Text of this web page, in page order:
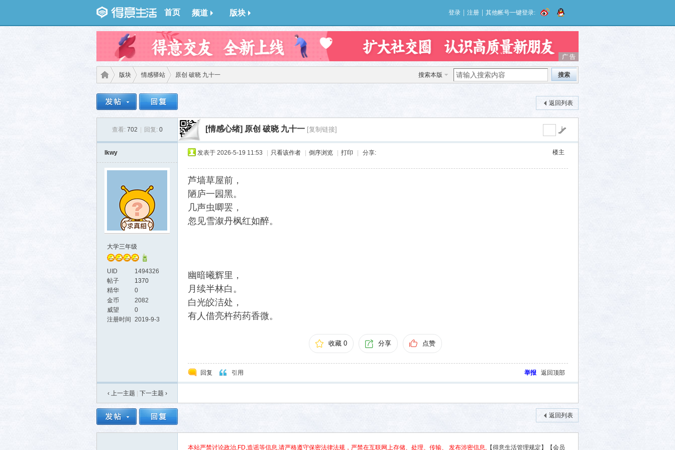
首页 频道 版块 登录 注册 其他帐号一键登录:
广 告
广 告
搜索本版 搜索
得意
武汉
›
版块
›
情感驿站
›
原创 破晓 九十一
返回列表
查看: 702 回复: 0 [情感心绪] 原创 破晓 九十一 [复制链接]
lkwy
大学三年级
UID
1494326
帖子
1370
精华
0
金币
2082
威望
0
注册时间
2019-9-3
楼主
发表于 2026-5-19 11:53 只看该作者 倒序浏览 打印 分享:
芦墙草屋前，
陋庐一园黑。
几声虫唧罢，
忽见雪溆丹枫红如醉。
幽暗曦辉里，
月续半林白。
白光皎洁处，
有人借亮杵药药香微。
收藏 0 分享 点赞
回复 引用 举报 返回顶部
‹ 上一主题 下一主题 ›
返回列表
本站严禁讨论政治,FD,造谣等信息,请严格遵守保密法律法规，严禁在互联网上存储、处理、传输、 发布涉密信息, 【得意生活管理规定】 【会员